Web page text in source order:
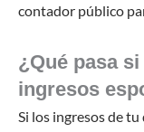
contador público
¿Qué pasa
ingresos
Si los ingresos de